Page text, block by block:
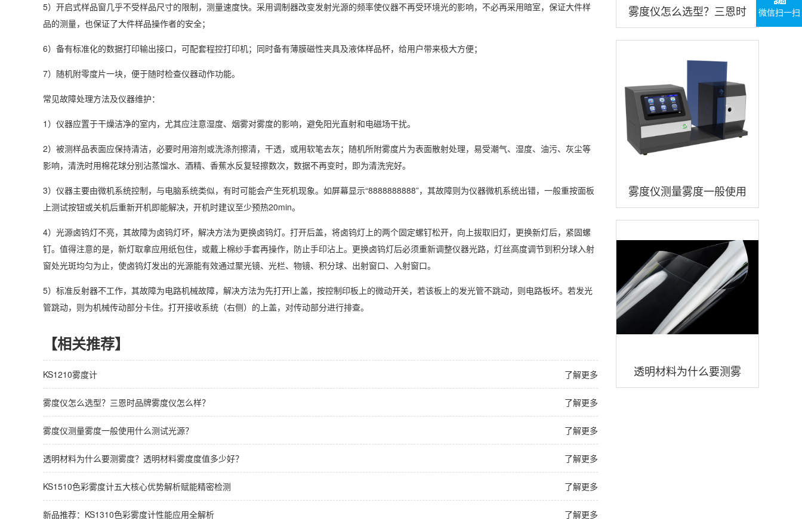
雾度仪怎么选型？三恩时
品牌雾度仪怎么样？
雾度仪测量雾度一般使用
什么测试光源？
透明材料为什么要测雾
5）开启式样品窗几乎不受样品尺寸的限制，测量速度快。采用调制器改变发射光源的频率使仪器不再受环境光的影响，不必再采用暗室，保证大件样
品的测量，也保证了大件样品操作者的安全；
6）备有标准化的数据打印输出接口，可配套程控打印机；同时备有薄膜磁性夹具及液体样品杯，给用户带来极大方便；
7）随机附零度片一块，便于随时检查仪器动作功能。
常见故障处理方法及仪器维护：
1）仪器应置于干燥洁净的室内，尤其应注意湿度、烟雾对雾度的影响，避免阳光直射和电磁场干扰。
2）被测样品表面应保持清洁，必要时用溶剂或洗涤剂擦清，干透，或用软笔去灰；随机所附雾度片为表面散射处理，易受潮气、湿度、油污、灰尘等
影响，清洗时用棉花球分别沾蒸馏水、酒精、香蕉水反复轻擦数次，数据不再变时，即为清洗完好。
3）仪器主要由微机系统控制，与电脑系统类似，有时可能会产生死机现象。如屏幕显示“8888888888”，其故障则为仪器微机系统出错，一般重按面板
上测试按钮或关机后重新开机即能解决，开机时建议至少预热20min。
4）光源卤钨灯不亮，其故障为卤钨灯坏，解决方法为更换卤钨灯。打开后盖，将卤钨灯上的两个固定螺钉松开，向上拔取旧灯，更换新灯后，紧固螺
钉。值得注意的是，新灯取拿应用纸包住，或戴上棉纱手套再操作，防止手印沾上。更换卤钨灯后必须重新调整仪器光路，灯丝高度调节到积分球入射
窗处光斑均匀为止，使卤钨灯发出的光源能有效通过聚光镜、光栏、物镜、积分球、出射窗口、入射窗口。
5）标准反射器不工作，其故障为电路机械故障，解决方法为先打开l上盖，按控制印板上的微动开关，若该板上的发光管不跳动，则电路板坏。若发光
管跳动，则为机械传动部分卡住。打开接收系统（右侧）的上盖，对传动部分进行排查。
【相关推荐】
了解更多
KS1210雾度计
了解更多
雾度仪怎么选型？三恩时品牌雾度仪怎么样？
了解更多
雾度仪测量雾度一般使用什么测试光源？
了解更多
透明材料为什么要测雾度？透明材料雾度度值多少好？
了解更多
KS1510色彩雾度计五大核心优势解析赋能精密检测
了解更多
新品推荐：KS1310色彩雾度计性能应用全解析
微信扫一扫